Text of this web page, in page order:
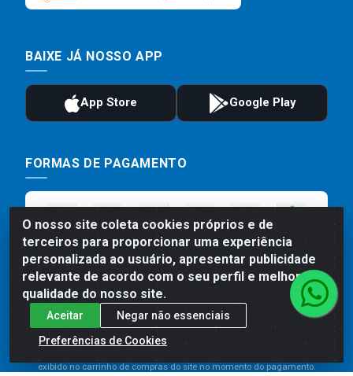
O nosso site coleta cookies próprios e de
terceiros para proporcionar uma experiência
personalizada ao usuário, apresentar publicidade
relevante de acordo com o seu perfil e melhorar a
qualidade do nosso site.
Aceitar
Negar não essenciais
Preferências de Cookies
BAIXE JÁ NOSSO APP
FORMAS DE PAGAMENTO
Preços, promoções, condições de pagamento e frete são válidos
para compras realizadas exclusivamente pelo site. Caso haja
exibido no carrinho de compras do site no momento do pagamento.